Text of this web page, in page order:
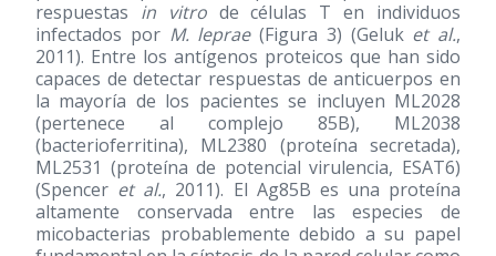
respuestas in vitrode células T en individuos
infectados por M. leprae(Figura 3) (Geluk et al.,
2011). Entre los antígenos proteicos que han sido
capaces de detectar respuestas de anticuerpos en
la mayoría de los pacientes se incluyen ML2028
(pertenece al complejo 85B), ML2038
(bacterioferritina), ML2380 (proteína secretada),
ML2531 (proteína de potencial virulencia, ESAT6)
(Spencer et al., 2011). El Ag85B es una proteína
altamente conservada entre las especies de
micobacterias probablemente debido a su papel